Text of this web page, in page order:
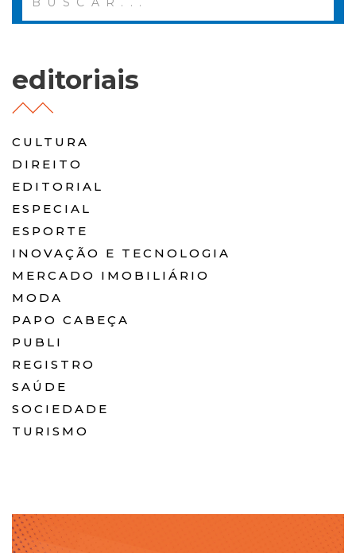
editoriais
CULTURA
DIREITO
EDITORIAL
ESPECIAL
ESPORTE
INOVAÇÃO E TECNOLOGIA
MERCADO IMOBILIÁRIO
MODA
PAPO CABEÇA
PUBLI
REGISTRO
SAÚDE
SOCIEDADE
TURISMO